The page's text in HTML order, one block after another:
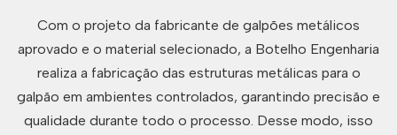
Com o projeto da fabricante de galpões metálicos
aprovado e o material selecionado, a Botelho Engenharia
realiza a fabricação das estruturas metálicas para o
galpão em ambientes controlados, garantindo precisão e
qualidade durante todo o processo. Desse modo, isso